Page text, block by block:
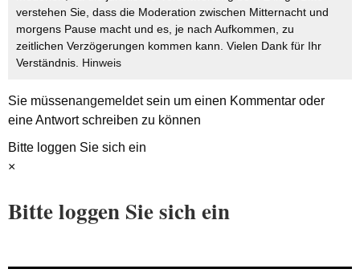
verstehen Sie, dass die Moderation zwischen Mitternacht und
morgens Pause macht und es, je nach Aufkommen, zu
zeitlichen Verzögerungen kommen kann. Vielen Dank für Ihr
Verständnis. Hinweis
Sie müssenangemeldetsein um einen Kommentar oder
eine Antwort schreiben zu können
Bitte loggen Sie sich ein
×
Bitte loggen Sie sich ein